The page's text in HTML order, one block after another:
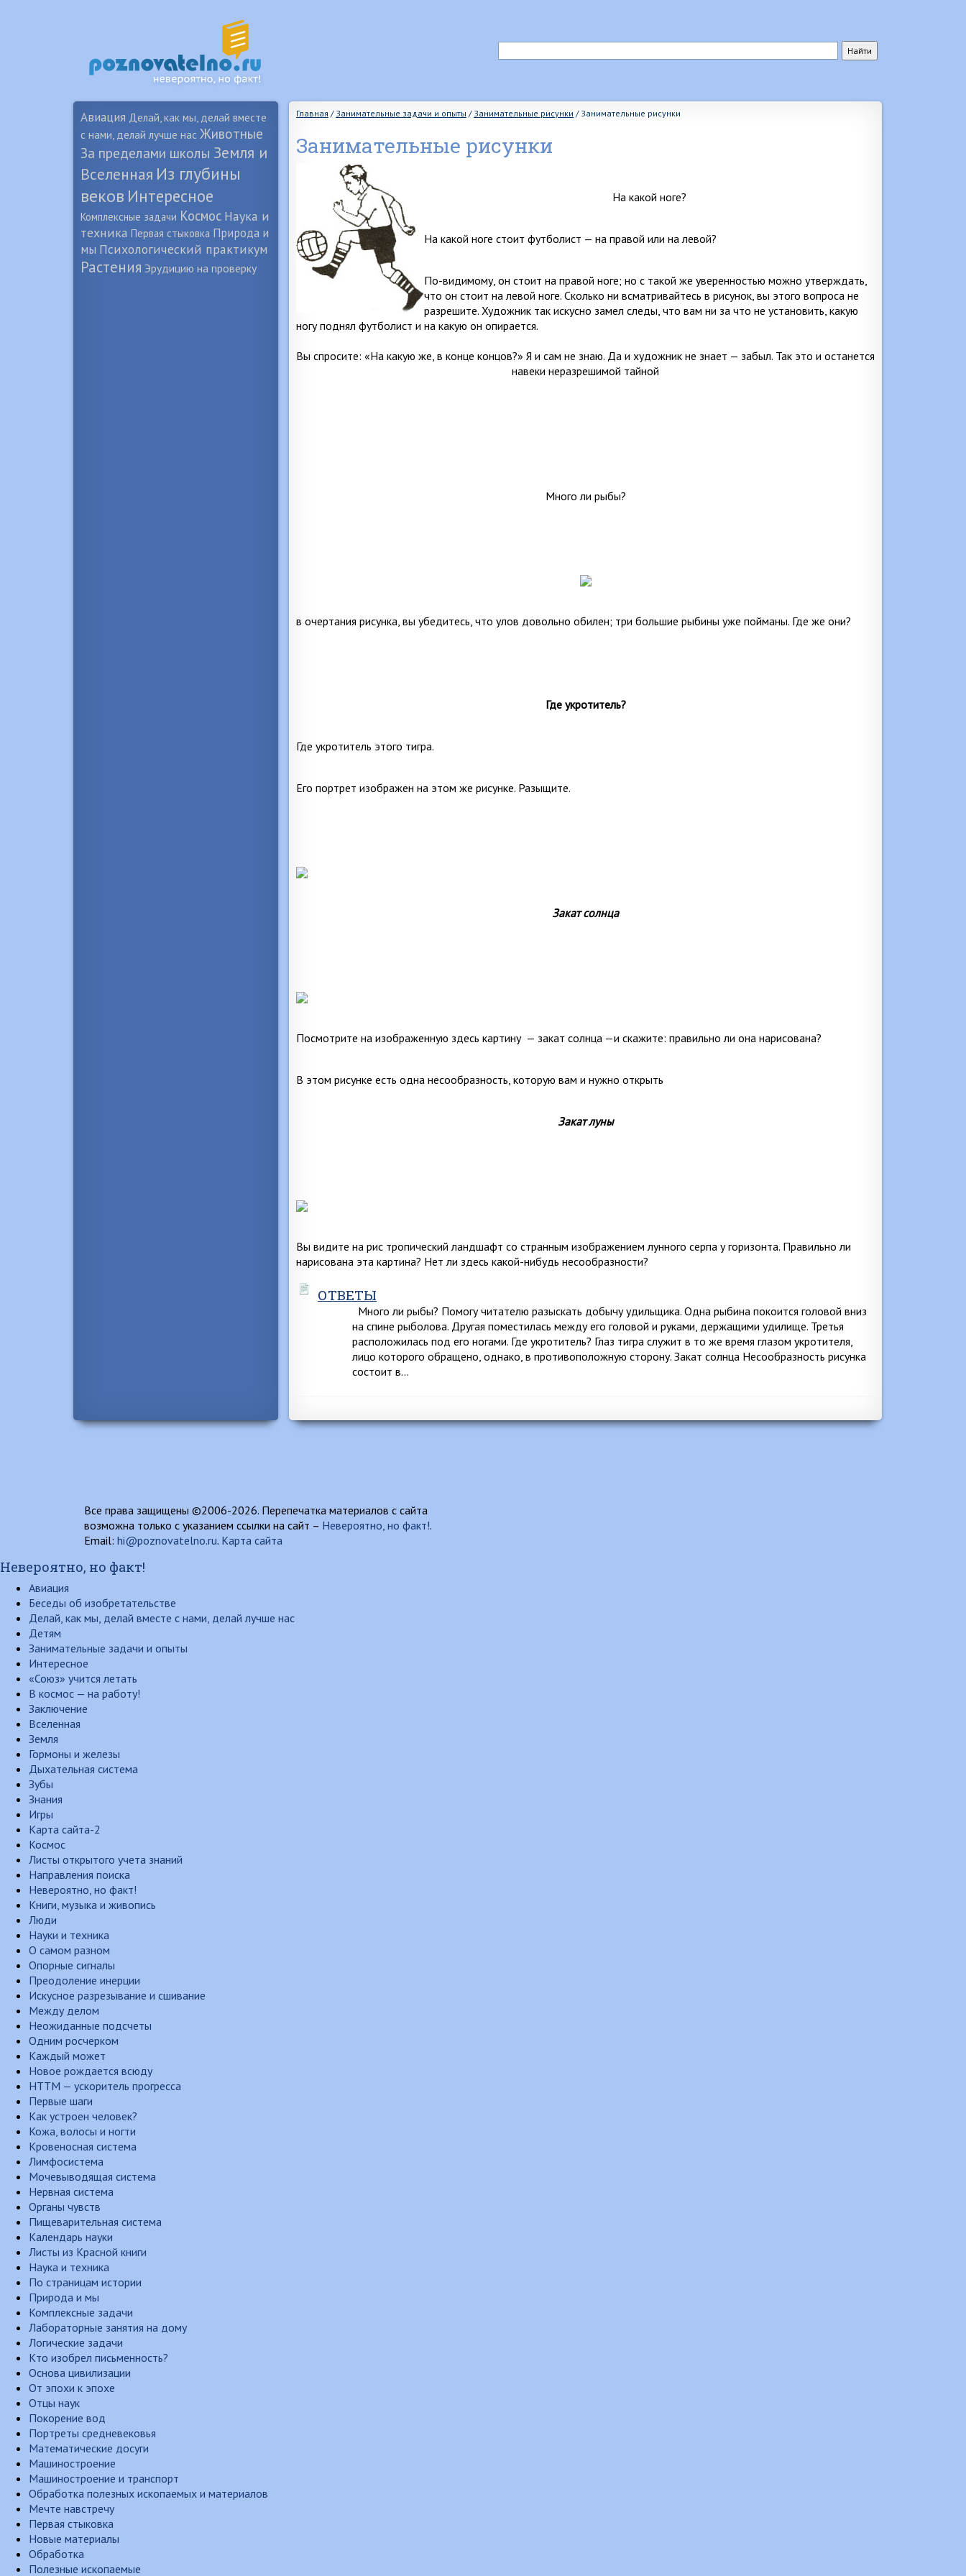
Авиация Делай, как мы, делай вместе
с нами, делай лучше нас Животные
За пределами школы Земля и
Вселенная Из глубины
веков Интересное
Комплексные задачи Космос Наука и
техника Первая стыковка Природа и
мы Психологический практикум
Растения Эрудицию на проверку
Главная / Занимательные задачи и опыты / Занимательные рисунки / Занимательные рисунки
Занимательные рисунки
На какой ноге?
На какой ноге стоит футболист — на правой или на ле­вой?
По-видимому, он стоит на правой ноге; но с такой же уве­ренностью можно утверждать,
что он стоит на левой ноге. Сколько ни всматривайтесь в рисунок, вы этого вопроса не
разрешите. Художник так ис­кусно замел следы, что вам ни за что не установить, какую
ногу поднял футболист и на ка­кую он опирается.
Вы спросите: «На какую же, в конце концов?» Я и сам не знаю. Да и художник не знает — забыл. Так это и останется
навеки неразрешимой тайной
Много ли рыбы?
в очертания рисунка, вы убедитесь, что улов довольно обилен; три большие рыбины уже пойманы. Где же они?
Где укротитель?
Где укротитель этого тигра.
Его портрет изображен на этом же рисунке. Разыщите.
Закат солнца
Посмотрите на изображенную здесь картину — закат солнца —и скажите: правильно ли она нарисована?
В этом рисунке есть одна несообразность, которую вам и нужно открыть
Закат луны
Вы видите на рис тропический ландшафт со странным изображением лунного серпа у горизонта. Правильно ли
нарисована эта картина? Нет ли здесь какой-нибудь несообразности?
ОТВЕТЫ
Много ли рыбы? Помогу читателю разыскать добычу удильщика. Одна рыбина покоится головой вниз
на спине рыболова. Другая поместилась между его головой и руками, держащими удилище. Третья
расположилась под его ногами. Где укротитель? Глаз тигра служит в то же время глазом укротителя,
лицо которого обращено, однако, в противоположную сторону. Закат солнца Несообразность рисунка
состоит в…
Все права защищены ©2006-2026. Перепечатка материалов с сайта
возможна только с указанием ссылки на сайт – Невероятно, но факт!.
Email: hi@poznovatelno.ru. Карта сайта
Невероятно, но факт!
Авиация
Беседы об изобретательстве
Делай, как мы, делай вместе с нами, делай лучше нас
Детям
Занимательные задачи и опыты
Интересное
«Союз» учится летать
В космос — на работу!
Заключение
Вселенная
Земля
Гормоны и железы
Дыхательная система
Зубы
Знания
Игры
Карта сайта-2
Космос
Листы открытого учета знаний
Направления поиска
Невероятно, но факт!
Книги, музыка и живопись
Люди
Науки и техника
О самом разном
Опорные сигналы
Преодоление инерции
Искусное разрезывание и сшивание
Между делом
Неожиданные подсчеты
Одним росчерком
Каждый может
Новое рождается всюду
НТТМ — ускоритель прогресса
Первые шаги
Как устроен человек?
Кожа, волосы и ногти
Кровеносная система
Лимфосистема
Мочевыводящая система
Нервная система
Органы чувств
Пищеварительная система
Календарь науки
Листы из Красной книги
Наука и техника
По страницам истории
Природа и мы
Комплексные задачи
Лабораторные занятия на дому
Логические задачи
Кто изобрел письменность?
Основа цивилизации
От эпохи к эпохе
Отцы наук
Покорение вод
Портреты средневековья
Математические досуги
Машиностроение
Машиностроение и транспорт
Обработка полезных ископаемых и материалов
Мечте навстречу
Первая стыковка
Новые материалы
Обработка
Полезные ископаемые